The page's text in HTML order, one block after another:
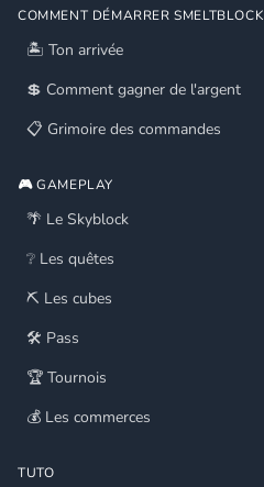
COMMENT DÉMARRER SMELTBLOCK
🏝️ Ton arrivée
💲 Comment gagner de l'argent
📋 Grimoire des commandes
🎮 GAMEPLAY
🌴 Le Skyblock
❔ Les quêtes
⛏️ Les cubes
🛠️ Pass
🏆 Tournois
💰 Les commerces
TUTO